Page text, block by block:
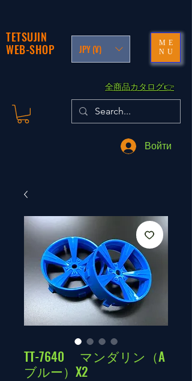
TETSUJIN
WEB-SHOP
JPY (¥)
ME
NU
​全商品カタログ👉
Войти
TT-7640 マンダリン（A
ブルー）X2